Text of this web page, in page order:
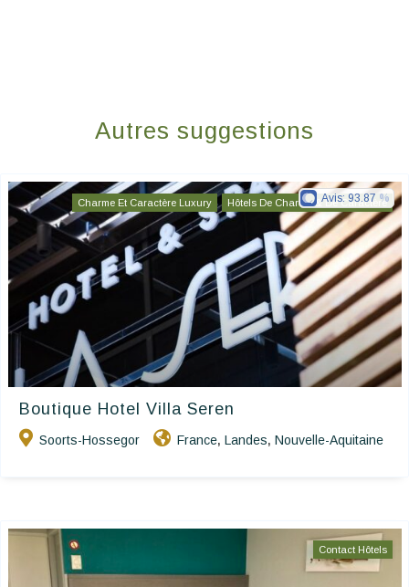
Autres suggestions
Charme Et Caractère Luxury Hôtels De Charme & De Caractère
Boutique Hotel Villa Seren
Soorts-Hossegor France, Landes, Nouvelle-Aquitaine
Avis: 93.87
Contact Hôtels